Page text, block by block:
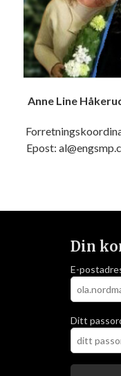
Anne Line
Epost:
Din
E-
Ditt